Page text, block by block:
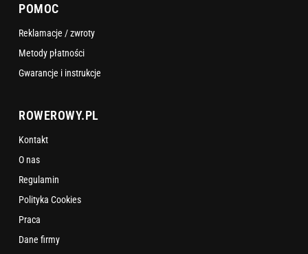
POMOC
Reklamacje / zwroty
Metody płatności
Gwarancje i instrukcje
ROWEROWY.PL
Kontakt
O nas
Regulamin
Polityka Cookies
Praca
Dane firmy